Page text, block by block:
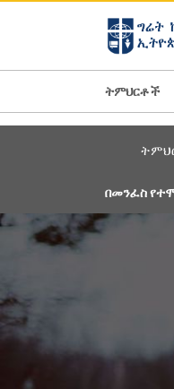
AFRICA
ትምህርቶች
በመንፈስ